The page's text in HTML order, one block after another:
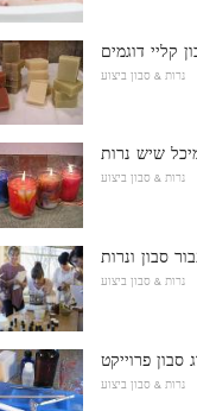
קליי דוגמים
נרות & סבון ביצוע
שיש נרות
נרות & סבון ביצוע
סבון ונרות
נרות & סבון ביצוע
סבון פרוייקט
נרות & סבון ביצוע